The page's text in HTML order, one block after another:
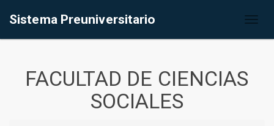
Sistema Preuniversitario
FACULTAD DE CIENCIAS
SOCIALES